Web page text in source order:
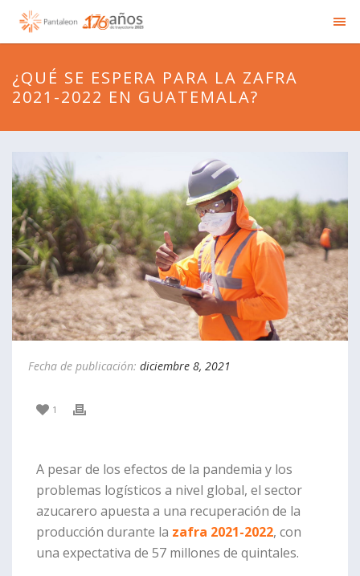
¿QUÉ SE ESPERA PARA LA ZAFRA
2021-2022 EN GUATEMALA?
Fecha de publicación: diciembre 8, 2021
1
A pesar de los efectos de la pandemia y los
problemas logísticos a nivel global, el sector
azucarero apuesta a una recuperación de la
producción durante la zafra 2021-2022, con
una expectativa de 57 millones de quintales.